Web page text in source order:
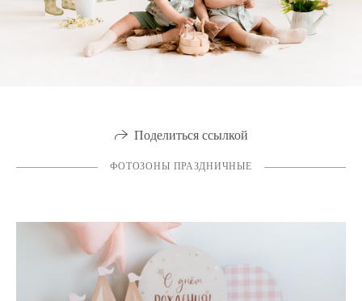
Поделиться ссылкой
ФОТОЗОНЫ ПРАЗДНИЧНЫЕ